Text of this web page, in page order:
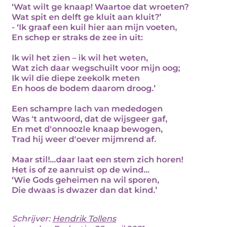
‘Wat wilt ge knaap! Waartoe dat wroeten?
Wat spit en delft ge kluit aan kluit?’
- ‘Ik graaf een kuil hier aan mijn voeten,
En schep er straks de zee in uit:
Ik wil het zien – ik wil het weten,
Wat zich daar wegschuilt voor mijn oog;
Ik wil die diepe zeekolk meten
En hoos de bodem daarom droog.’
Een schampre lach van mededogen
Was 't antwoord, dat de wijsgeer gaf,
En met d'onnoozle knaap bewogen,
Trad hij weer d'oever mijmrend af.
Maar stil!...daar laat een stem zich horen!
Het is of ze aanruist op de wind...
‘Wie Gods geheimen na wil sporen,
Die dwaas is dwazer dan dat kind.’
Schrijver: Hendrik Tollens